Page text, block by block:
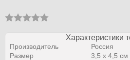
Характеристики
Производитель
Россия
Размер
3,5 х 4,5 см